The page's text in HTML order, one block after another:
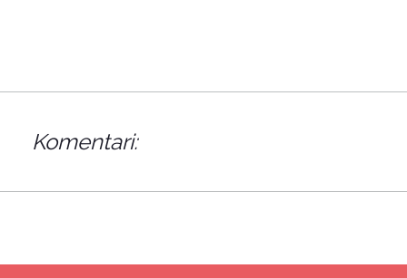
Komentari: